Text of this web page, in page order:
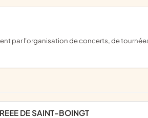
DE SAINT-BOINGT